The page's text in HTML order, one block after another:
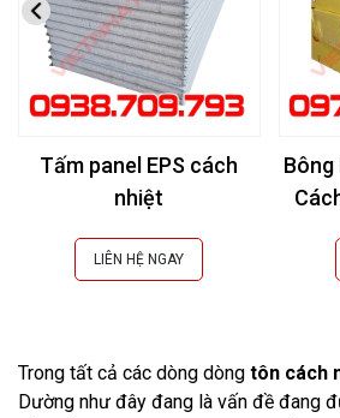
Tấm panel EPS cách
nhiệt
LIÊN HỆ NGAY
Bông
Trong tất cả các dòng dòng
Dường như đây đang là vấn đề đang